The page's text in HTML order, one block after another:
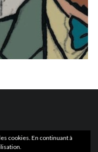
cookies. En continuant à